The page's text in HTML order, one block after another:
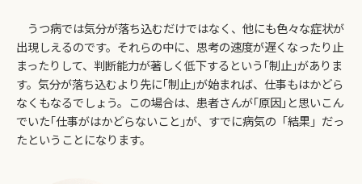
うつ病では気分が落ち込むだけではなく、他にも色々な症状が
出現しえるのです。それらの中に、思考の速度が遅くなったり止
まったりして、判断能力が著しく低下するという｢制止｣がありま
す。気分が落ち込むより先に｢制止｣が始まれば、仕事もはかどら
なくもなるでしょう。この場合は、患者さんが｢原因｣と思いこん
でいた｢仕事がはかどらないこと｣が、すでに病気の「結果」だっ
たということになります。